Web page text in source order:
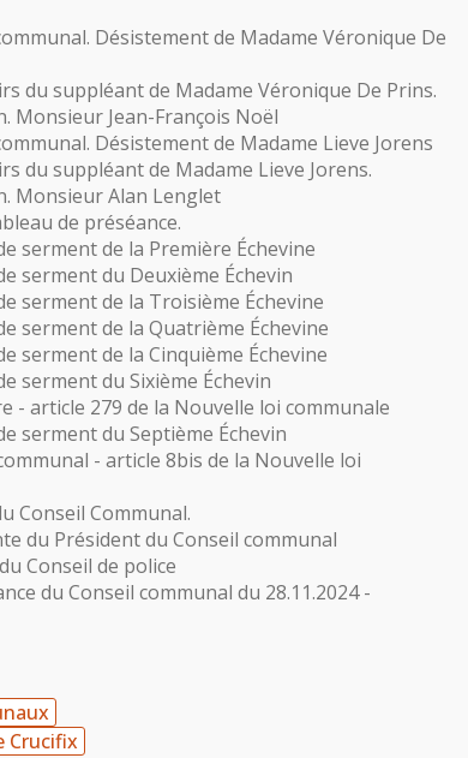
Désistement de Madame Véronique De
du suppléant de Madame Véronique De Prins.
Monsieur Jean-François Noël
Désistement de Madame Lieve Jorens
du suppléant de Madame Lieve Jorens.
Monsieur Alan Lenglet
de préséance.
serment de la Première Échevine
serment du Deuxième Échevin
serment de la Troisième Échevine
serment de la Quatrième Échevine
serment de la Cinquième Échevine
serment du Sixième Échevin
- article 279 de la Nouvelle loi communale
serment du Septième Échevin
- article 8bis de la Nouvelle loi
Conseil Communal.
du Président du Conseil communal
Conseil de police
du Conseil communal du 28.11.2024 -
Crucifix